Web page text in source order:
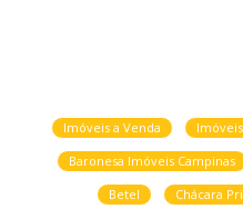
Imóveis a Venda
Baronesa Imóveis Campinas
Betel
Chácara